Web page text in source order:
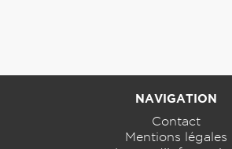
NAVIGATION
Contact
Mentions légales